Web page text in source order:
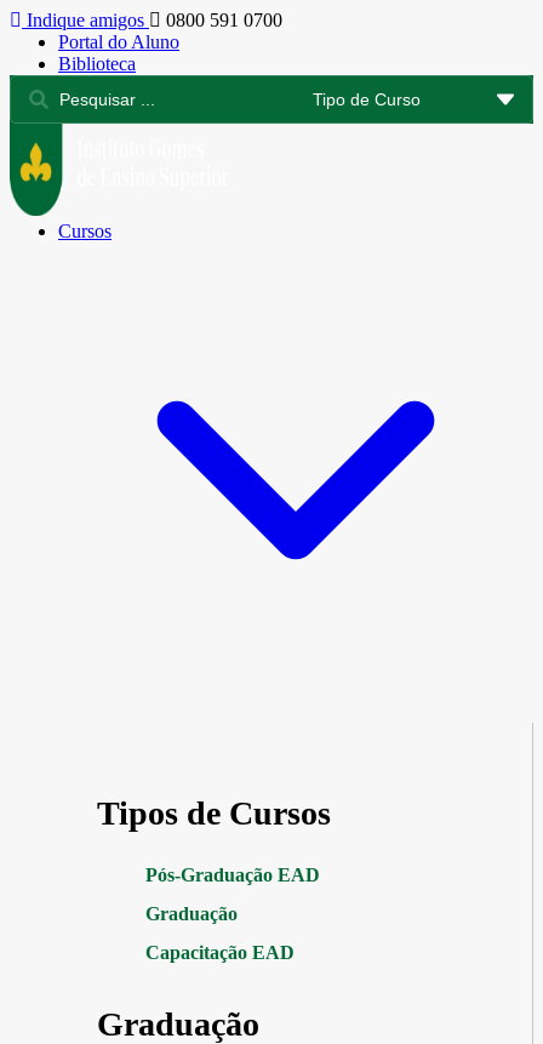
Indique amigos
0800 591 0700
Portal do Aluno
Biblioteca
Cursos
Tipos de Cursos
Pós-Graduação EAD
Graduação
Capacitação EAD
Graduação